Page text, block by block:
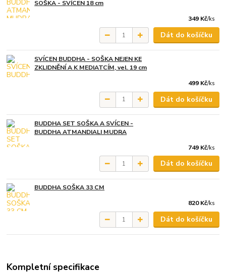
SOŠKA - SVÍCEN 18 cm
349 Kč/ks
Dát do košíčku
SVÍCEN BUDDHA - SOŠKA NEJEN KE
ZKLIDNĚNÍ A K MEDIATCÍM, vel. 19 cm
499 Kč/ks
Dát do košíčku
BUDDHA SET SOŠKA A SVÍCEN -
BUDDHA ATMANDIALI MUDRA
749 Kč/ks
Dát do košíčku
BUDDHA SOŠKA 33 CM
820 Kč/ks
Dát do košíčku
Kompletní specifikace